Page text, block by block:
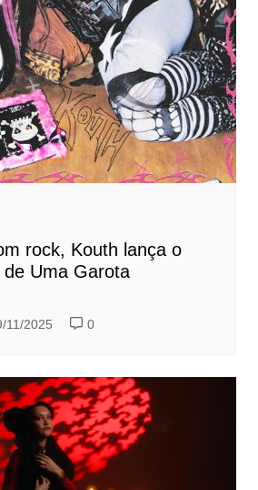
rock, Kouth lança o
de Uma Garota
11/2025 0